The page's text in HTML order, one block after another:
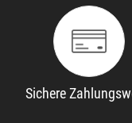
Sichere